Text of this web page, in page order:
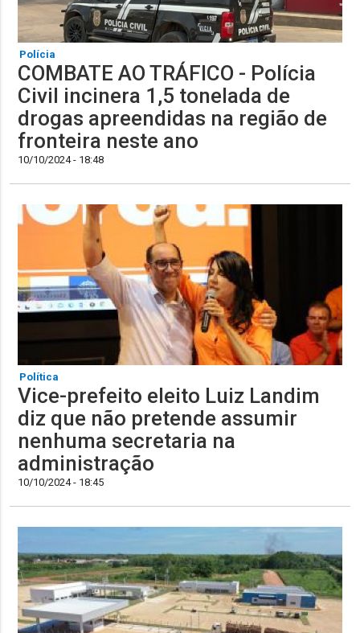
Polícia
COMBATE AO TRÁFICO - Polícia
Civil incinera 1,5 tonelada de
drogas apreendidas na região de
fronteira neste ano
10/10/2024 - 18:48
Política
Vice-prefeito eleito Luiz Landim
diz que não pretende assumir
nenhuma secretaria na
administração
10/10/2024 - 18:45